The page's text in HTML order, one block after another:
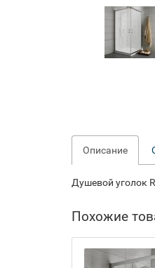
Описание
Душевой уголок
Похожие